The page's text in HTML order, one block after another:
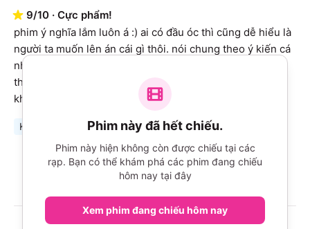
9/10 · Cực phẩm!
phim ý nghĩa lắm luôn á :) ai có đầu óc thì cũng dễ hiểu là
người ta muốn lên án cái gì thôi. nói chung theo ý kiến cá
nhân của mình thì thấy phim đơn giản, mộc mạc đời
thường. ai chê kiểu không thích thông điệp của phim rồi
không hiểu phim nói gì thì không
Khen Ý nghĩa
Xem tiếp nhé!
Phim này đã hết chiếu.
Phim này hiện không còn được chiếu tại các
rạp. Bạn có thể khám phá các phim đang chiếu
hôm nay tại đây
Xem phim đang chiếu hôm nay